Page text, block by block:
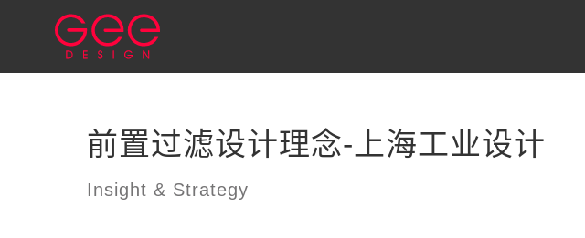
前置过滤设计理念-上海工业设计
Insight & Strategy